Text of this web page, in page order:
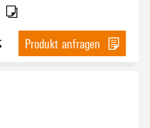
Produkt anfragen